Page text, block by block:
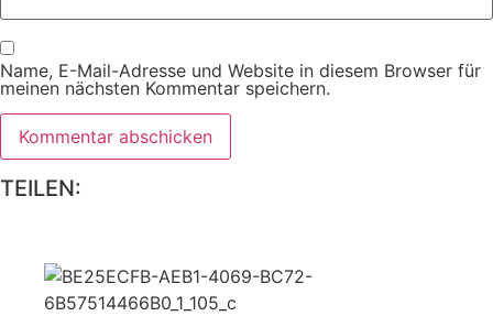
Name, E-Mail-Adresse und Website in diesem Browser für
meinen nächsten Kommentar speichern.
TEILEN: